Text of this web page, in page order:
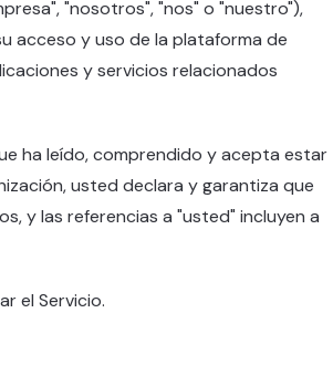
"nosotros", "nos" o "nuestro"),
acceso y uso de la plataforma de
y servicios relacionados
ha leído, comprendido y acepta estar
usted declara y garantiza que
y las referencias a "usted" incluyen a
el Servicio.